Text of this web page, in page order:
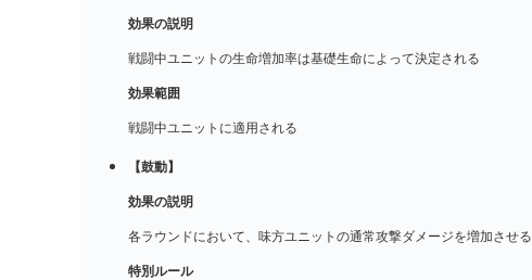
効果の説明
戦闘中ユニットの生命増加率は基礎生命によって決定される
効果範囲
戦闘中ユニットに適用される
【鼓動】
効果の説明
各ラウンドにおいて、味方ユニットの通常攻撃ダメージを増加させる
特別ルール